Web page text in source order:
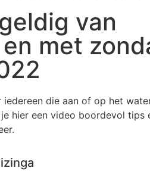
van
met
die aan of op het
hier een video boordevol tips